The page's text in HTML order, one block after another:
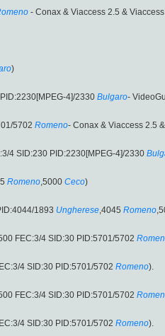
- Conax & Viaccess 2.5 &
)
4]/2330 Bulgaro-
5702 Romeno- Conax & Viaccess 2.5
4 SID:230 PID:2230[MPEG-4]/2330
Romeno,5000 Ceco)
1893 Ungherese,4045 Romeno
FEC:3/4 SID:30 PID:5701/5702
4 SID:30 PID:5701/5702 Romeno).
FEC:3/4 SID:30 PID:5701/5702
4 SID:30 PID:5701/5702 Romeno).